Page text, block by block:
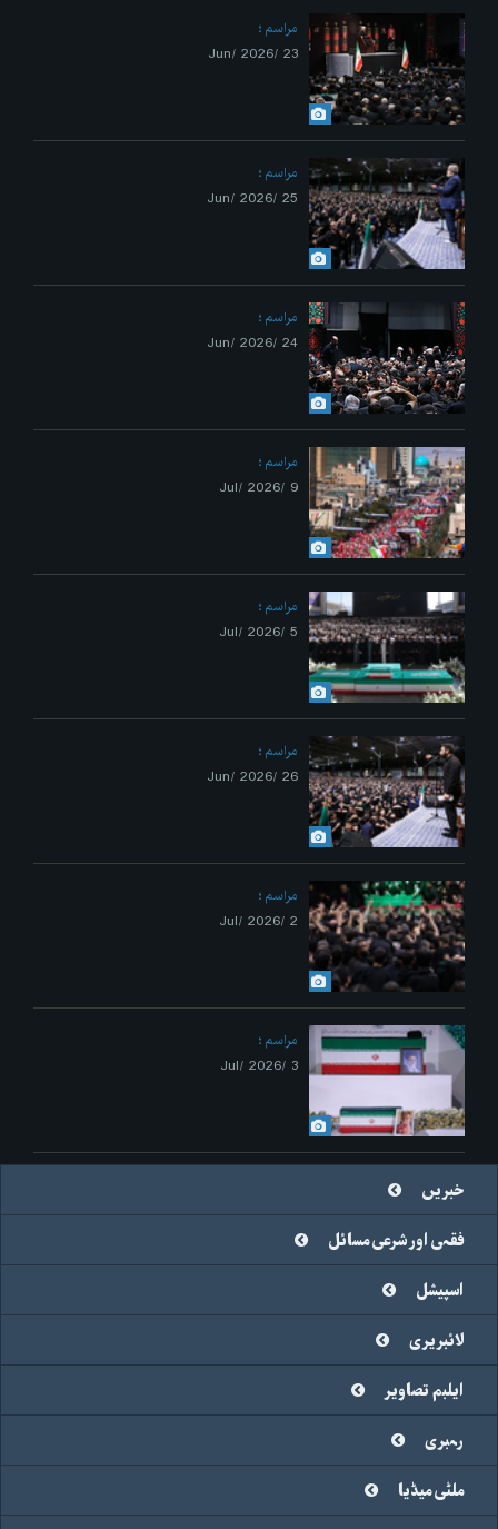
مراسم
23 /Jun/ 2026
مراسم
25 /Jun/ 2026
مراسم
24 /Jun/ 2026
مراسم
9 /Jul/ 2026
مراسم
5 /Jul/ 2026
مراسم
26 /Jun/ 2026
مراسم
2 /Jul/ 2026
مراسم
3 /Jul/ 2026
خبریں
فقہی اور شرعی مسائل
اسپیشل
لائبریری
ایلبم تصاویر
رہبری
ملٹی میڈیا